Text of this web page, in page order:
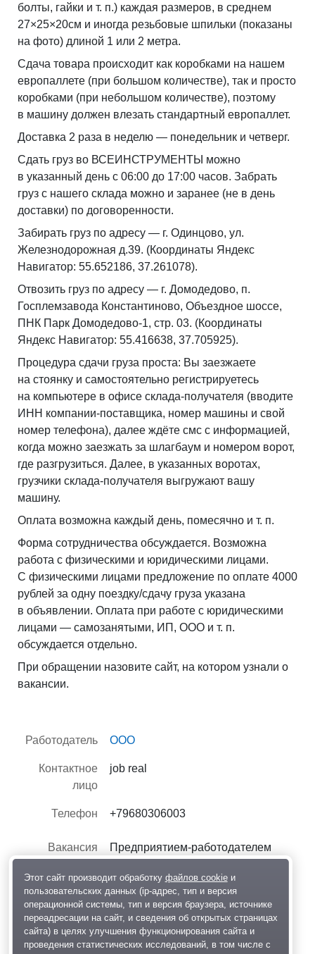
болты, гайки и т. п.) каждая размеров, в среднем
27×25×20см и иногда резьбовые шпильки (показаны
на фото) длиной 1 или 2 метра.
Сдача товара происходит как коробками на нашем
европаллете (при большом количестве), так и просто
коробками (при небольшом количестве), поэтому
в машину должен влезать стандартный европаллет.
Доставка 2 раза в неделю — понедельник и четверг.
Сдать груз во ВСЕИНСТРУМЕНТЫ можно
в указанный день с 06:00 до 17:00 часов. Забрать
груз с нашего склада можно и заранее (не в день
доставки) по договоренности.
Забирать груз по адресу — г. Одинцово, ул.
Железнодорожная д.39. (Координаты Яндекс
Навигатор: 55.652186, 37.261078).
Отвозить груз по адресу — г. Домодедово, п.
Госплемзавода Константиново, Объездное шоссе,
ПНК Парк Домодедово-1, стр. 03. (Координаты
Яндекс Навигатор: 55.416638, 37.705925).
Процедура сдачи груза проста: Вы заезжаете
на стоянку и самостоятельно регистрируетесь
на компьютере в офисе склада-получателя (вводите
ИНН компании-поставщика, номер машины и свой
номер телефона), далее ждёте смс с информацией,
когда можно заезжать за шлагбаум и номером ворот,
где разгрузиться. Далее, в указанных воротах,
грузчики склада-получателя выгружают вашу
машину.
Оплата возможна каждый день, помесячно и т. п.
Форма сотрудничества обсуждается. Возможна
работа с физическими и юридическими лицами.
С физическими лицами предложение по оплате 4000
рублей за одну поездку/сдачу груза указана
в объявлении. Оплата при работе с юридическими
лицами — самозанятыми, ИП, ООО и т. п.
обсуждается отдельно.
При обращении назовите сайт, на котором узнали о
вакансии.
Работодатель ООО
Контактное
лицо
job real
Телефон +79680306003
Вакансия
Предприятием-работодателем
Опубликовано 26 июня 2026, 13:07
30
Редактировать
Этот сайт производит обработку файлов cookieи
пользовательских данных (ip-адрес, тип и версия
операционной системы, тип и версия браузера, источнике
переадресации на сайт, и сведения об открытых страницах
сайта) в целях улучшения функционирования сайта и
проведения статистических исследований, в том числе с